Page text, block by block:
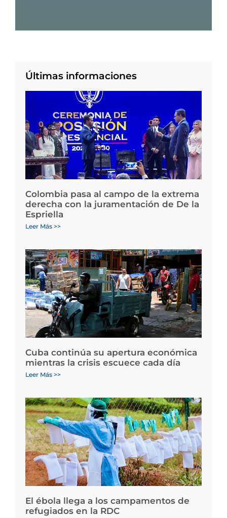
Últimas informaciones
Colombia pasa al campo de la extrema
derecha con la juramentación de De la
Espriella
Leer Más >>
Cuba continúa su apertura económica
mientras la crisis escuece cada día
Leer Más >>
El ébola llega a los campamentos de
refugiados en la RDC